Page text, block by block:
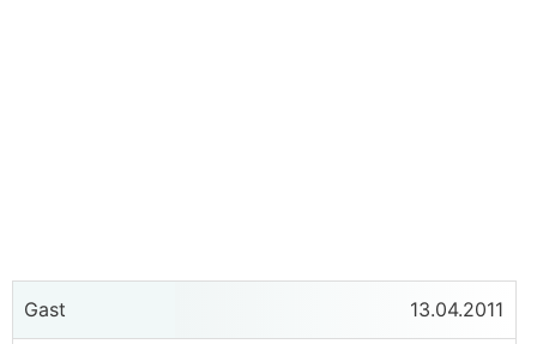
Gast 13.04.2011